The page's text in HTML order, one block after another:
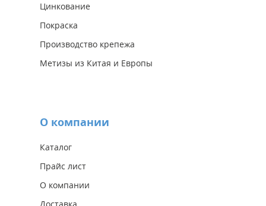
Цинкование
Покраска
Производство крепежа
Метизы из Китая и Европы
О компании
Каталог
Прайс лист
О компании